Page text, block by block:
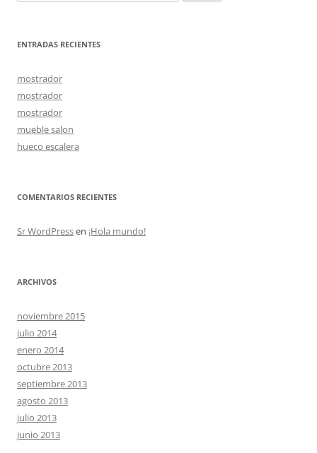
ENTRADAS RECIENTES
mostrador
mostrador
mostrador
mueble salon
hueco escalera
COMENTARIOS RECIENTES
Sr WordPressen ¡Hola mundo!
ARCHIVOS
noviembre 2015
julio 2014
enero 2014
octubre 2013
septiembre 2013
agosto 2013
julio 2013
junio 2013